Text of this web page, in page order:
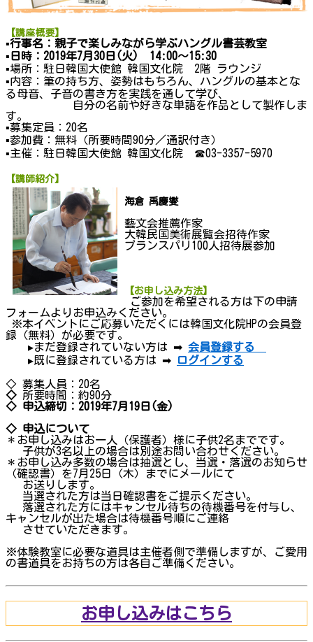
【講座概要】
▪行事名：親子で楽しみながら学ぶハングル書芸教室
▪日時：2019年7月30日(火) 14:00～15:30
▪場所：駐日韓国大使館 韓国文化院 2階 ラウンジ
▪内容：筆の持ち方、姿勢はもちろん、ハングルの基本とな
る母音、子音の書き方を実践を通して学び、
自分の名前や好きな単語を作品として製作しま
す。
▪募集定員：20名
▪参加費：無料（所要時間90分／通訳付き）
▪主催：駐日韓国大使館 韓国文化院 ☎03-3357-5970
【講師紹介】
海倉 禹慶燮
藝文会推薦作家
大韓民国美術展覧会招待作家
プランスパリ100人招待展参加
【お申し込み方法】
ご参加を希望される方は下の申請
フォームよりお申込みください。
※本イベントにご応募いただくには韓国文化院HPの会員登
録（無料）が必要です。
▸まだ登録されていない方は ➡ 会員登録する
▸既に登録されている方は ➡
ログインする
◇ 募集人員：20名
◇ 所要時間：約90分
◇ 申込締切 ：2019年7月19日(金)
◇ 申込について
＊お申し込みはお一人（保護者）様に子供2名までです。
子供が3名以上の場合は別途お問い合わせください。
＊お申し込み多数の場合は抽選とし、当選・落選のお知らせ
（確認書）を7月25日（木）までにメールにて
お送りします。
当選された方は当日確認書をご提示ください。
落選された方にはキャンセル待ちの待機番号を付与し、
キャンセルが出た場合は待機番号順にご連絡
させていただきます。
※体験教室に必要な道具は主催者側で準備しますが、ご愛用
の書道具をお持ちの方は各自ご準備ください。
お申し込みはこちら